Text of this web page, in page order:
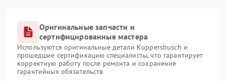
Оригинальные запчасти и
сертифицированные мастера
Используются оригинальные детали Kuppersbusch и
прошедшие сертификацию специалисты, что гарантирует
корректную работу после ремонта и сохранение
гарантийных обязательств